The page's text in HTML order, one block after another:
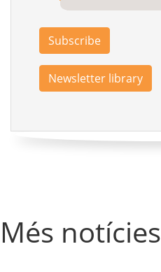
Subscribe
Newsletter library
Més notícies